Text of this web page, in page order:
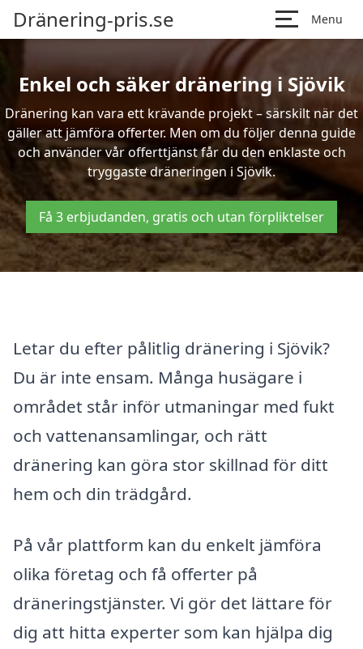
Dränering-pris.se Menu
Enkel och säker dränering i Sjövik
Dränering kan vara ett krävande projekt – särskilt när det
gäller att jämföra offerter. Men om du följer denna guide
och använder vår offerttjänst får du den enklaste och
tryggaste dräneringen i Sjövik.
Få 3 erbjudanden, gratis och utan förpliktelser
Letar du efter pålitlig dränering i Sjövik?
Du är inte ensam. Många husägare i
området står inför utmaningar med fukt
och vattenansamlingar, och rätt
dränering kan göra stor skillnad för ditt
hem och din trädgård.
På vår plattform kan du enkelt jämföra
olika företag och få offerter på
dräneringstjänster. Vi gör det lättare för
dig att hitta experter som kan hjälpa dig